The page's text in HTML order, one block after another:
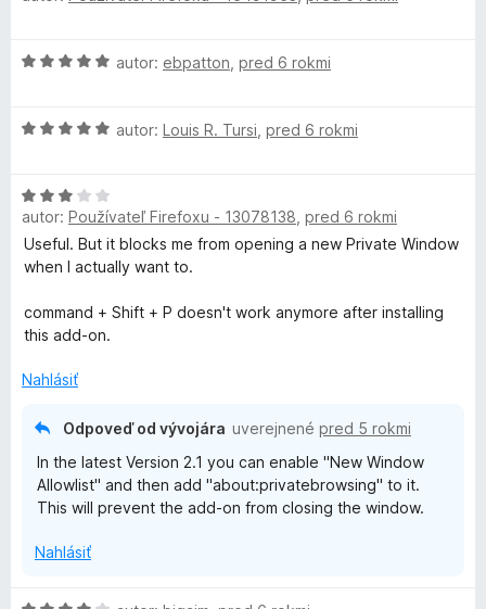
z
o
n
:
5
z
5
H
n
e
n
e
5
z
autor: ebpatton pred 6 rokmi
H
n
o
t
e
e
5
autor: Louis R. Tursi pred 6 rokmi
H
o
d
n
t
e
i
autor: Používateľ Firefoxu - 13078138 pred 6 rokmi
Useful. But it blocks me from opening a new Private Window
when I actually want to.
command + Shift + P doesn't work anymore after installing
this add-on.
Nahlásiť
Odpoveď od vývojára uverejnené pred 5 rokmi
In the latest Version 2.1 you can enable "New Window
Allowlist" and then add "about:privatebrowsing" to it.
This will prevent the add-on from closing the window.
Nahlásiť